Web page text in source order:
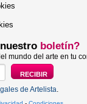
boletín?
mundo del arte en tu
de Artelista